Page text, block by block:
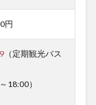
円
（定期観光バス
18:00）